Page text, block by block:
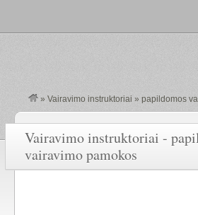
» Vairavimo instruktoriai » papildomos
Vairavimo instruktoriai -
vairavimo pamokos